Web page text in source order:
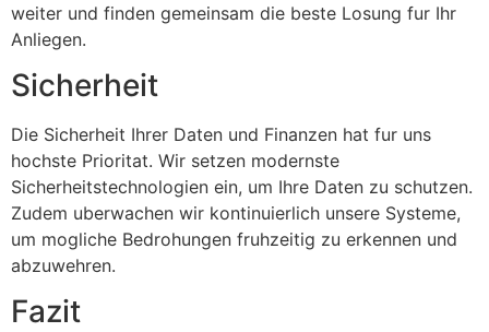
weiter und finden gemeinsam die beste Losung fur Ihr
Anliegen.
Sicherheit
Die Sicherheit Ihrer Daten und Finanzen hat fur uns
hochste Prioritat. Wir setzen modernste
Sicherheitstechnologien ein, um Ihre Daten zu schutzen.
Zudem uberwachen wir kontinuierlich unsere Systeme,
um mogliche Bedrohungen fruhzeitig zu erkennen und
abzuwehren.
Fazit